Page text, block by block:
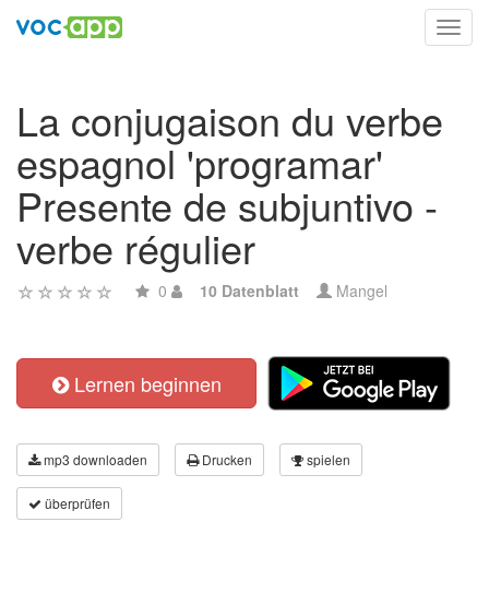
La conjugaison du verbe
espagnol 'programar'
Presente de subjuntivo -
verbe régulier
0 10 Datenblatt Mangel
Lernen beginnen
mp3 downloaden Drucken spielen
überprüfen